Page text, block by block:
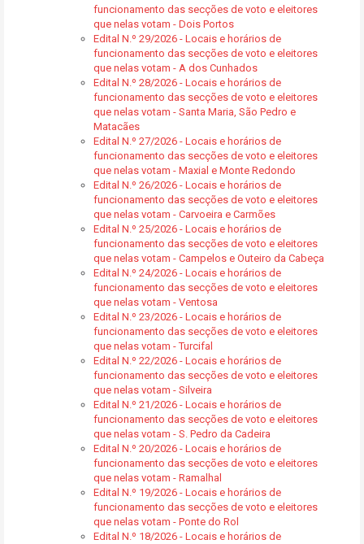
funcionamento das secções de voto e eleitores
que nelas votam - Dois Portos
Edital N.º 29/2026 - Locais e horários de
funcionamento das secções de voto e eleitores
que nelas votam - A dos Cunhados
Edital N.º 28/2026 - Locais e horários de
funcionamento das secções de voto e eleitores
que nelas votam - Santa Maria, São Pedro e
Matacães
Edital N.º 27/2026 - Locais e horários de
funcionamento das secções de voto e eleitores
que nelas votam - Maxial e Monte Redondo
Edital N.º 26/2026 - Locais e horários de
funcionamento das secções de voto e eleitores
que nelas votam - Carvoeira e Carmões
Edital N.º 25/2026 - Locais e horários de
funcionamento das secções de voto e eleitores
que nelas votam - Campelos e Outeiro da Cabeça
Edital N.º 24/2026 - Locais e horários de
funcionamento das secções de voto e eleitores
que nelas votam - Ventosa
Edital N.º 23/2026 - Locais e horários de
funcionamento das secções de voto e eleitores
que nelas votam - Turcifal
Edital N.º 22/2026 - Locais e horários de
funcionamento das secções de voto e eleitores
que nelas votam - Silveira
Edital N.º 21/2026 - Locais e horários de
funcionamento das secções de voto e eleitores
que nelas votam - S. Pedro da Cadeira
Edital N.º 20/2026 - Locais e horários de
funcionamento das secções de voto e eleitores
que nelas votam - Ramalhal
Edital N.º 19/2026 - Locais e horários de
funcionamento das secções de voto e eleitores
que nelas votam - Ponte do Rol
Edital N.º 18/2026 - Locais e horários de